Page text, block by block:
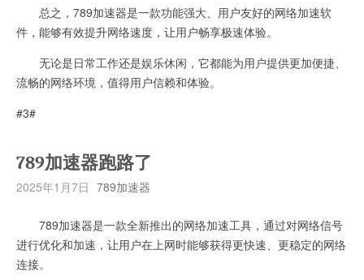
总之，789加速器是一款功能强大、用户友好的网络加速软
件，能够有效提升网络速度，让用户畅享极速体验。
无论是日常工作还是娱乐休闲，它都能为用户提供更加便捷、
流畅的网络环境，值得用户信赖和体验。
#3#
789加速器跑路了
2025年1月7日 789加速器
789加速器是一款全新推出的网络加速工具，通过对网络信号
进行优化和加速，让用户在上网时能够获得更快速、更稳定的网络
连接。